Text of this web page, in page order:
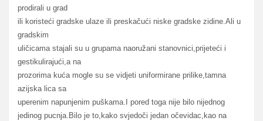
prodirali u grad
ili koristeći gradske ulaze ili preskačući niske gradske zidine.Ali u
gradskim
uličicama stajali su u grupama naoružani stanovnici,prijeteći i
gestikulirajući,a na
prozorima kuća mogle su se vidjeti uniformirane prilike,tamna
azijska lica sa
uperenim napunjenim puškama.I pored toga nije bilo nijednog
jedinog pucnja.Bilo je to,kako svjedoči jedan očevidac,kao na